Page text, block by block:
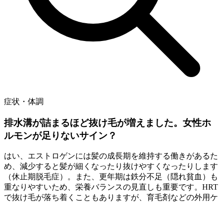
症状・体調
排水溝が詰まるほど抜け毛が増えました。女性ホ
ルモンが足りないサイン？
はい、エストロゲンには髪の成長期を維持する働きがあるた
め、減少すると髪が細くなったり抜けやすくなったりします
（休止期脱毛症）。また、更年期は鉄分不足（隠れ貧血）も
重なりやすいため、栄養バランスの見直しも重要です。HRT
で抜け毛が落ち着くこともありますが、育毛剤などの外用ケ